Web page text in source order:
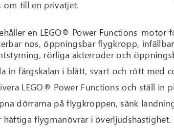
om till en privatjet.
en LEGO® Power Functions-
nos, öppningsbar flygkropp,
rörliga akterroder och
in färgskalan i blått, svart och rött med
LEGO® Power Functions och ställ in
dörrarna på flygkroppen, sänk
häftiga flygmanövrar i överljudshastighet.